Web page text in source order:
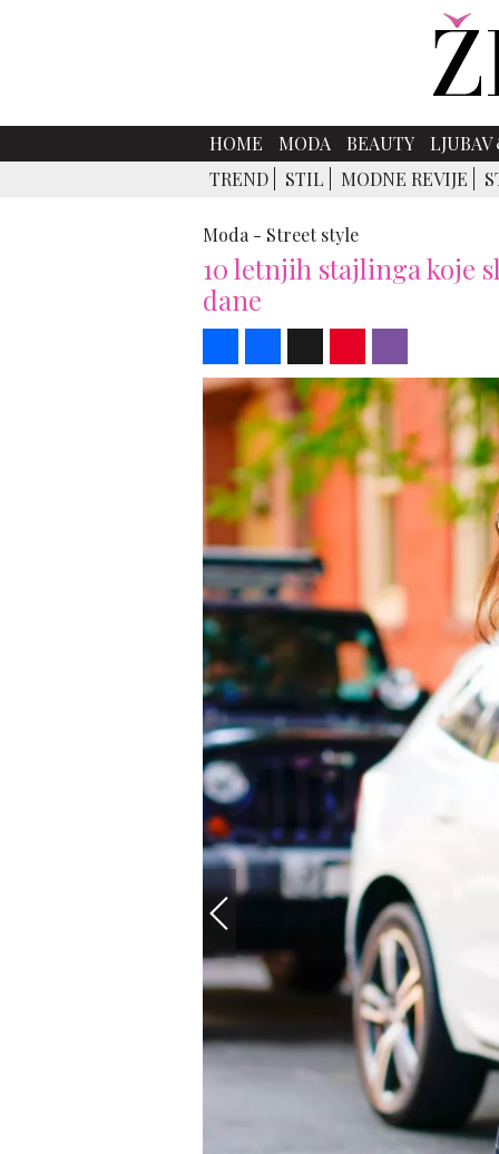
HOME MODA BEAUTY
TREND
STIL MODNE REVIJE
Moda - Street style
10 letnjih stajlinga koje
dane